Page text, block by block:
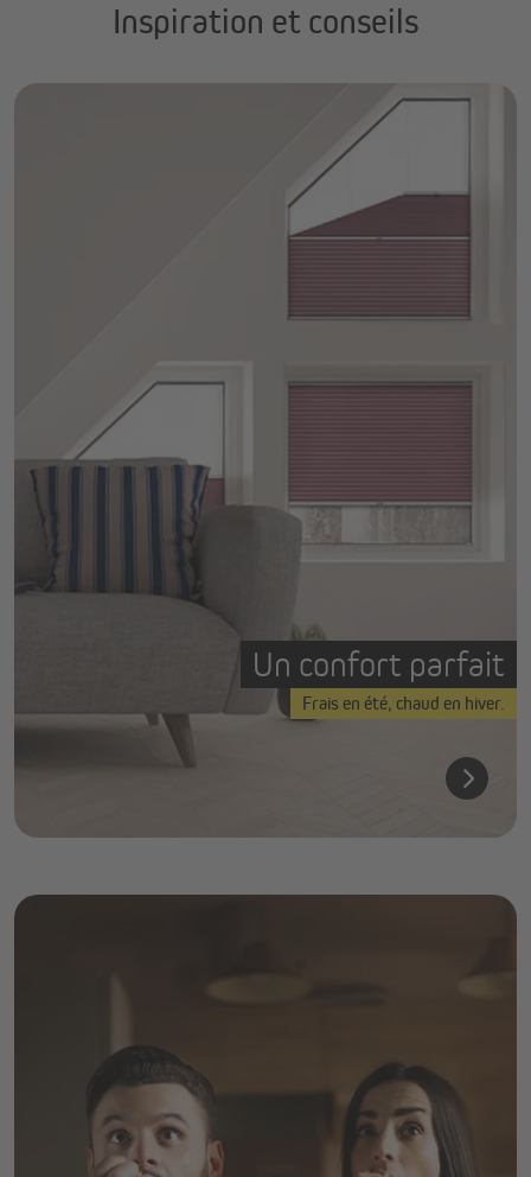
Inspiration et conseils
Un confort parfait
Frais en été, chaud en hiver.